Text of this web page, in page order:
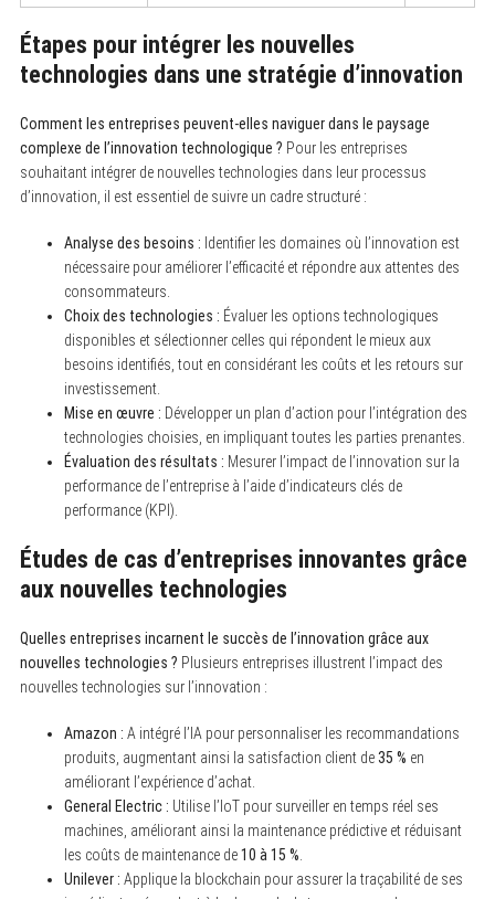
Étapes pour intégrer les nouvelles
technologies dans une stratégie d’innovation
Comment les entreprises peuvent-elles naviguer dans le paysage
complexe de l’innovation technologique ? Pour les entreprises
souhaitant intégrer de nouvelles technologies dans leur processus
d’innovation, il est essentiel de suivre un cadre structuré :
Analyse des besoins : Identifier les domaines où l’innovation est
nécessaire pour améliorer l’efficacité et répondre aux attentes des
consommateurs.
Choix des technologies : Évaluer les options technologiques
disponibles et sélectionner celles qui répondent le mieux aux
besoins identifiés, tout en considérant les coûts et les retours sur
investissement.
Mise en œuvre : Développer un plan d’action pour l’intégration des
technologies choisies, en impliquant toutes les parties prenantes.
Évaluation des résultats : Mesurer l’impact de l’innovation sur la
performance de l’entreprise à l’aide d’indicateurs clés de
performance (KPI).
Études de cas d’entreprises innovantes grâce
aux nouvelles technologies
Quelles entreprises incarnent le succès de l’innovation grâce aux
nouvelles technologies ? Plusieurs entreprises illustrent l’impact des
nouvelles technologies sur l’innovation :
Amazon : A intégré l’IA pour personnaliser les recommandations
produits, augmentant ainsi la satisfaction client de35 % en
améliorant l’expérience d’achat.
General Electric : Utilise l’IoT pour surveiller en temps réel ses
machines, améliorant ainsi la maintenance prédictive et réduisant
les coûts de maintenance de10 à 15 %
Unilever : Applique la blockchain pour assurer la traçabilité de ses
e
a
h
f